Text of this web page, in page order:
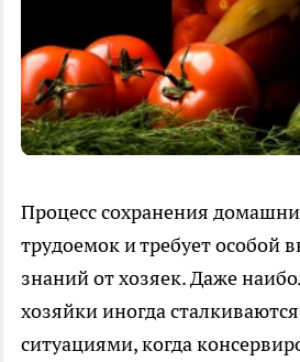
Процесс сохранения
трудоемок и требует особой
знаний от хозяек. Даже
хозяйки иногда
ситуациями, когда